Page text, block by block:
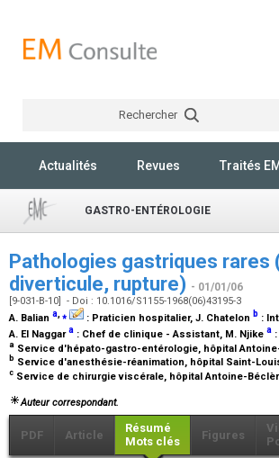
Rechercher
Actualités Revues Traités
GASTRO-ENTÉROLOGIE
Pathologies gastriques rares
diverticule, rupture) - 01/01/06
[9-031-B-10] - Doi : 10.1016/S1155-1968(06)43195-3
A. Balian a,⁎ : Praticien hospitalier, J. Chatelon b :
A. El Naggara : Chef de clinique - Assistant, M. Njike a :
a Service d'hépato-gastro-entérologie, hôpital
b Service d'anesthésie-réanimation, hôpital Saint-
c Service de chirurgie viscérale, hôpital Antoine-
Auteur correspondant.
PDF Article
Résumé
Mots clés
Figures